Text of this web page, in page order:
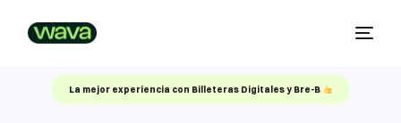
La mejor experiencia con Billeteras Digitales y Bre-B